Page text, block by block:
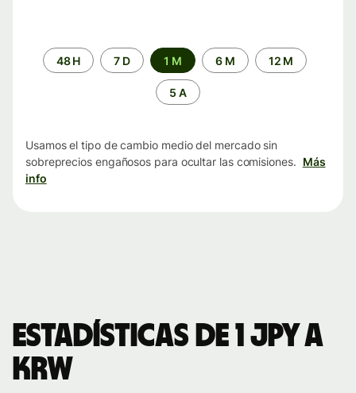
Periodo48 H 7 D 1 M 6 M 12 M
5 A
Usamos el tipo de cambio medio del mercado sin
sobreprecios engañosos para ocultar las comisiones. Más
info
Estadísticas de 1 JPY a
KRW